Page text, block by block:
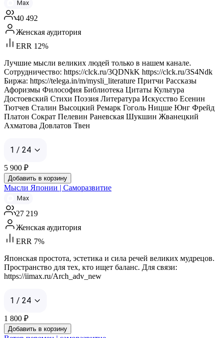
Max
40 492
Женская аудитория
ERR 12%
Лучшие мысли великих людей только в нашем канале.
Сотрудничество: https://clck.ru/3QDNkK https://clck.ru/3S4Ndk
Биржа: https://telega.in/m/mysli_literature Притчи Рассказы
Афоризмы Философия Библиотека Цитаты Культура
Достоевский Стихи Поэзия Литература Искусство Есенин
Тютчев Сталин Высоцкий Ремарк Гоголь Ницше Юнг Фрейд
Платон Сократ Пелевин Раневская Шукшин Жванецкий
Ахматова Довлатов Твен
1 / 24
5 900 ₽
Добавить в корзину
Мысли Японии | Саморазвитие
Max
27 219
Женская аудитория
ERR 7%
Японская простота, эстетика и сила речей великих мудрецов.
Пространство для тех, кто ищет баланс. Для связи:
https://iimax.ru/Arch_adv_new
1 / 24
1 800 ₽
Добавить в корзину